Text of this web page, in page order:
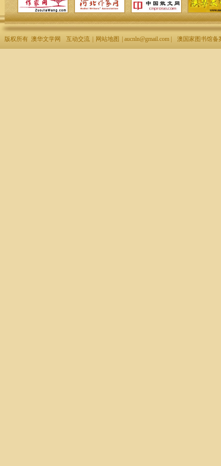
版权所有 澳华文学网 互动交流 网站地图 | aucnln@gmail.com | 澳国家图书馆备